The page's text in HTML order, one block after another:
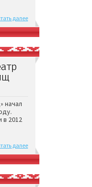
далее
начал
в 2012
далее